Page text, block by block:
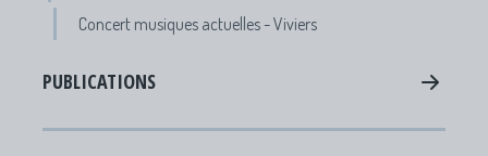
Concert musiques actuelles - Viviers
PUBLICATIONS